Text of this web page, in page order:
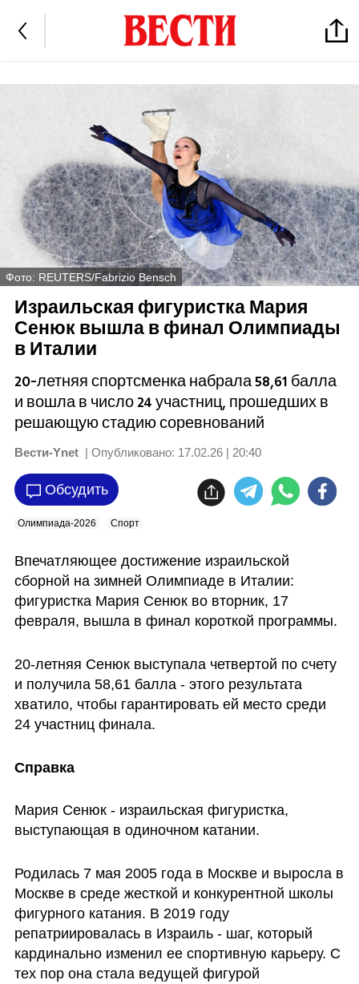
Фото: REUTERS/Fabrizio Bensch
Израильская фигуристка Мария
Сенюк вышла в финал Олимпиады
в Италии
20-летняя спортсменка набрала 58,61 балла
и вошла в число 24 участниц, прошедших в
решающую стадию соревнований
Вести-Ynet | Опубликовано: 17.02.26 | 20:40
Обсудить
Олимпиада-2026 Спорт
Впечатляющее достижение израильской
сборной на зимней Олимпиаде в Италии:
фигуристка Мария Сенюк во вторник, 17
февраля, вышла в финал короткой программы.
20-летняя Сенюк выступала четвертой по счету
и получила 58,61 балла - этого результата
хватило, чтобы гарантировать ей место среди
24 участниц финала.
Справка
Мария Сенюк - израильская фигуристка,
выступающая в одиночном катании.
Родилась 7 мая 2005 года в Москве и выросла в
Москве в среде жесткой и конкурентной школы
фигурного катания. В 2019 году
репатриировалась в Израиль - шаг, который
кардинально изменил ее спортивную карьеру. С
тех пор она стала ведущей фигурой